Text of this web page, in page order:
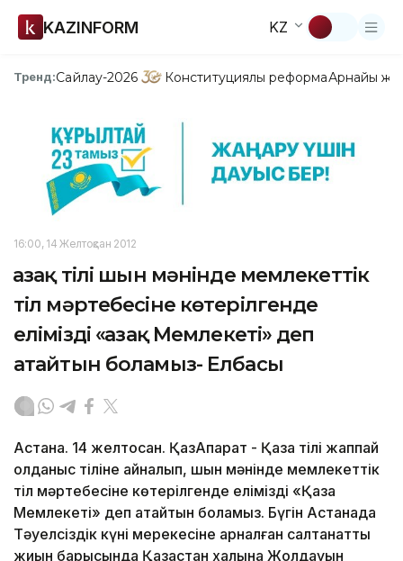
KAZINFORM KZ
Тренд:Сайлау-2026 Конституциялық реформаАрнайы
16:00, 14 Желтоқсан 2012
Қазақ тілі шын мәнінде мемлекеттік
тіл мәртебесіне көтерілгенде
елімізді «Қазақ Мемлекеті» деп
атайтын боламыз- Елбасы
Астана. 14 желтоқсан. ҚазАқпарат - Қазақ тілі жаппай
қолданыс тіліне айналып, шын мәнінде мемлекеттік
тіл мәртебесіне көтерілгенде елімізді «Қазақ
Мемлекеті» деп атайтын боламыз. Бүгін Астанада
Тәуелсіздік күні мерекесіне арналған салтанатты
жиын барысында Қазақстан халқына Жолдауын